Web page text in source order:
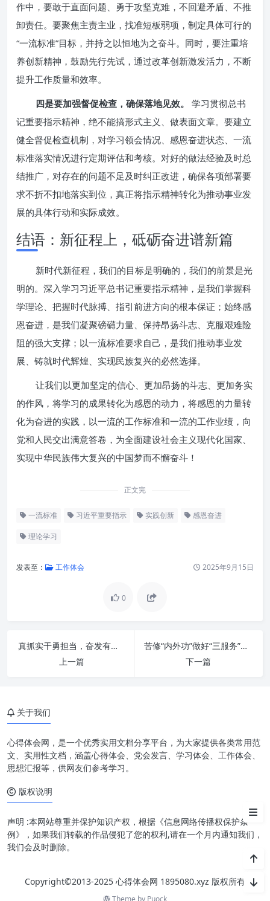
作中，要敢于直面问题、勇于攻坚克难，不回避矛盾、不推
卸责任。要聚焦主责主业，找准短板弱项，制定具体可行的
“一流标准”目标，并持之以恒地为之奋斗。同时，要注重培
养创新精神，鼓励先行先试，通过改革创新激发活力，不断
提升工作质量和效率。
四是要加强督促检查，确保落地见效。
学习贯彻总书
记重要指示精神，绝不能搞形式主义、做表面文章。要建立
健全督促检查机制，对学习领会情况、感恩奋进状态、一流
标准落实情况进行定期评估和考核。对好的做法经验及时总
结推广，对存在的问题不足及时纠正改进，确保各项部署要
求不折不扣地落实到位，真正将指示精神转化为推动事业发
展的具体行动和实际成效。
结语：新征程上，砥砺奋进谱新篇
新时代新征程，我们的目标是明确的，我们的前景是光
明的。深入学习习近平总书记重要指示精神，是我们掌握科
学理论、把握时代脉搏、指引前进方向的根本保证；始终感
恩奋进，是我们凝聚磅礴力量、保持昂扬斗志、克服艰难险
阻的强大支撑；以一流标准要求自己，是我们推动事业发
展、铸就时代辉煌、实现民族复兴的必然选择。
让我们以更加坚定的信心、更加昂扬的斗志、更加务实
的作风，将学习的成果转化为感恩的动力，将感恩的力量转
化为奋进的实践，以一流的工作标准和一流的工作业绩，向
党和人民交出满意答卷，为全面建设社会主义现代化国家、
实现中华民族伟大复兴的中国梦而不懈奋斗！
正文完
一流标准 习近平重要指示 实践创新 感恩奋进
理论学习
发表至： 工作体会 2025年9月15日
0
真抓实干勇担当，奋发有为促发展：新时代下的精神引擎与实践蓝图
上一篇
苦修“内外功”做好“三服务”：新时代办公室工作的核心竞争力与提升之道
下一篇
思想之旗引方向：深刻领会重要
指示精神的时代意义
知行合一：将重要指示精神内化
于心外化于行
关于我们
心得体会网，是一个优秀实用文档分享平台，为大家提供各类常用范
文、实用性文档，涵盖心得体会、党会发言、学习体会、工作体会、
思想汇报等，供网友们参考学习。
版权说明
声明 :本网站尊重并保护知识产权，根据《信息网络传播权保护条
例》，如果我们转载的作品侵犯了您的权利,请在一个月内通知我们，
我们会及时删除。
Copyright©2013-2025 心得体会网 1895080.xyz 版权所有
Theme by Puock